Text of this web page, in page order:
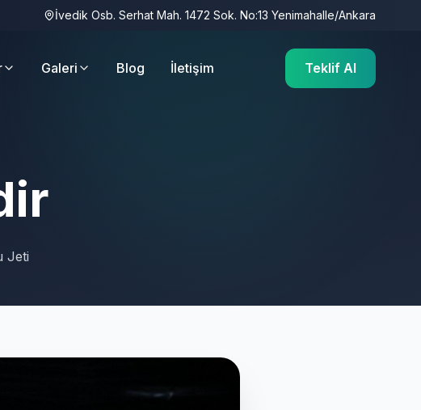
İvedik Osb. Serhat Mah. 1472 Sok. No:13 Yenimahalle/Ankara
Galeri Blog İletişim Teklif Al
Jeti